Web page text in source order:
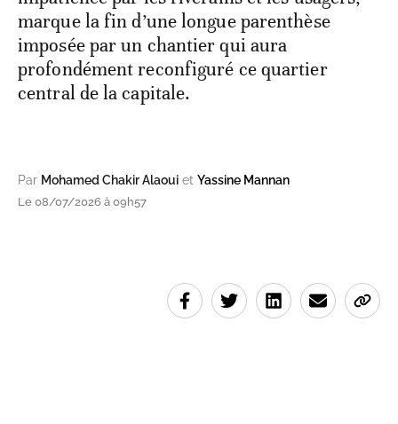
marque la fin d’une longue parenthèse
imposée par un chantier qui aura
profondément reconfiguré ce quartier
central de la capitale.
Par Mohamed Chakir Alaoui et Yassine Mannan
Le 08/07/2026 à 09h57